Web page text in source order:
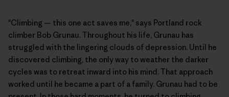
"Climbing — this one act saves me," says Portland rock
climber Bob Grunau. Throughout his life, Grunau has
struggled with the lingering clouds of depression. Until he
discovered climbing, the only way to weather the darker
cycles was to retreat inward into his mind. That approach
worked until he became a part of a family. Grunau had to be